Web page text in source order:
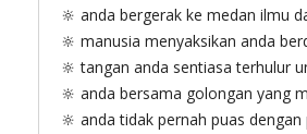
🔆 anda bergerak ke medan ilmu
🔆 manusia menyaksikan anda
🔆 tangan anda sentiasa terhulur
🔆 anda bersama golongan yang
🔆 anda tidak pernah puas